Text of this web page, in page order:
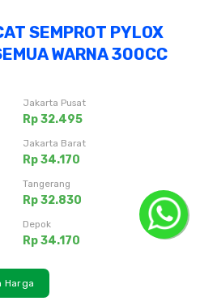
SEMPROT PYLOX
WARNA 300CC
Jakarta Pusat
Rp 32.495
Jakarta Barat
Rp 34.170
Tangerang
Rp 32.830
Depok
Rp 34.170
Harga